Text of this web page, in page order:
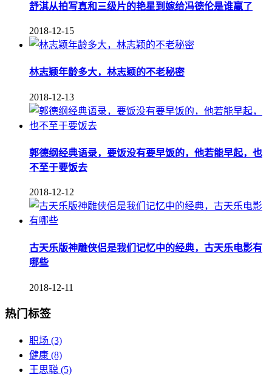
舒淇从拍写真和三级片的艳星到嫁给冯德伦是谁赢了
2018-12-15
林志颖年龄多大，林志颖的不老秘密
2018-12-13
郭德纲经典语录，要饭没有要早饭的，他若能早起，也
不至于要饭去
2018-12-12
古天乐版神雕侠侣是我们记忆中的经典，古天乐电影有
哪些
2018-12-11
热门标签
职场 (3)
健康 (8)
王思聪 (5)